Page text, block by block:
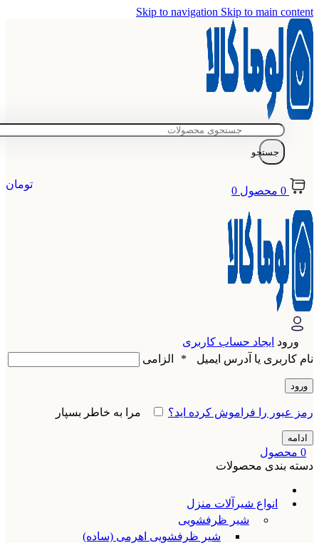
Skip to navigation Skip to main content
جستجو
0 محصول 0
تومان
ورود ایجاد حساب کاربری
نام کاربری یا آدرس ایمیل
* الزامی
ورود
رمز عبور را فراموش کرده اید؟ مرا به خاطر بسپار
ادامه
0 محصول
دسته بندی محصولات
انواع شیرآلات منزل
شیر ظرفشویی
شیر ظرفشویی اهرمی (ساده)